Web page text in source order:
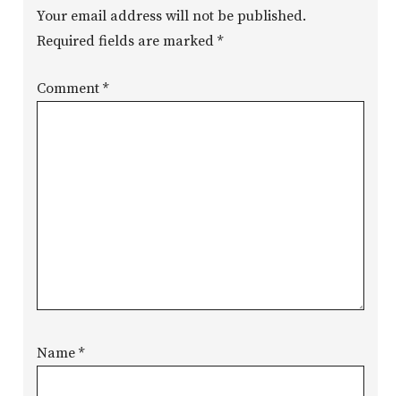
Your email address will not be published.
Required fields are marked*
Comment*
Name*